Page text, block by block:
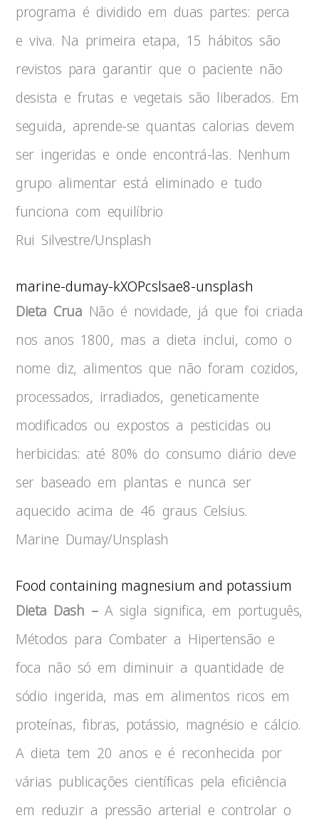
programa é dividido em duas partes: perca
e viva. Na primeira etapa, 15 hábitos são
revistos para garantir que o paciente não
desista e frutas e vegetais são liberados. Em
seguida, aprende-se quantas calorias devem
ser ingeridas e onde encontrá-las. Nenhum
grupo alimentar está eliminado e tudo
funciona com equilíbrio
Rui Silvestre/Unsplash
marine-dumay-kXOPcslsae8-unsplash
Dieta Crua Não é novidade, já que foi criada
nos anos 1800, mas a dieta inclui, como o
nome diz, alimentos que não foram cozidos,
processados, irradiados, geneticamente
modificados ou expostos a pesticidas ou
herbicidas: até 80% do consumo diário deve
ser baseado em plantas e nunca ser
aquecido acima de 46 graus Celsius.
Marine Dumay/Unsplash
Food containing magnesium and potassium
Dieta Dash –A sigla significa, em português,
Métodos para Combater a Hipertensão e
foca não só em diminuir a quantidade de
sódio ingerida, mas em alimentos ricos em
proteínas, fibras, potássio, magnésio e cálcio.
A dieta tem 20 anos e é reconhecida por
várias publicações científicas pela eficiência
em reduzir a pressão arterial e controlar o